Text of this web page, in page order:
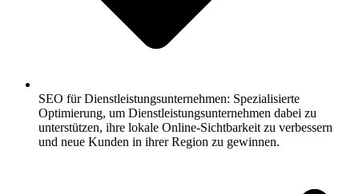
SEO für Dienstleistungsunternehmen: Spezialisierte
Optimierung, um Dienstleistungsunternehmen dabei zu
unterstützen, ihre lokale Online-Sichtbarkeit zu verbessern
und neue Kunden in ihrer Region zu gewinnen.